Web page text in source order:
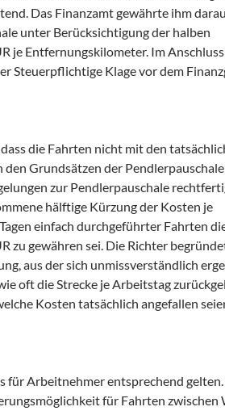
Das Finanzamt gewährte ihm
unter Berücksichtigung der halben
je Entfernungskilometer. Im
Steuerpflichtige Klage vor dem
die Fahrten nicht mit den
Grundsätzen der Pendlerpauschale
zur Pendlerpauschale
hälftige Kürzung der Kosten je
einfach durchgeführter Fahrten
zu gewähren sei. Die Richter
aus der sich unmissverständlich
oft die Strecke je Arbeitstag
Kosten tatsächlich angefallen
für Arbeitnehmer entsprechend
für Fahrten zwischen